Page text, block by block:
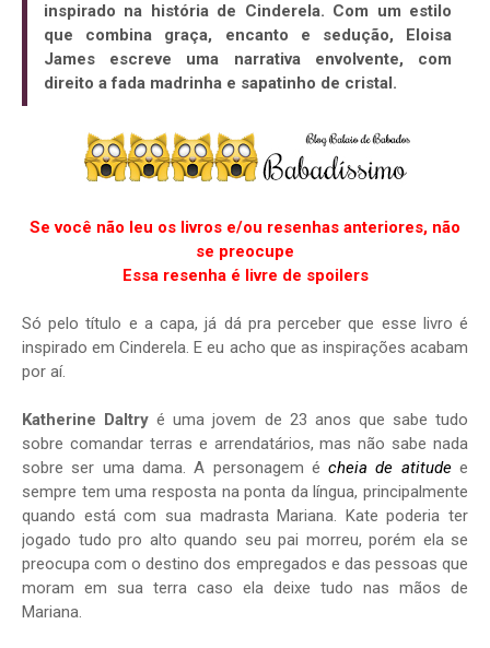
inspirado na história de Cinderela. Com um estilo
que combina graça, encanto e sedução, Eloisa
James escreve uma narrativa envolvente, com
direito a fada madrinha e sapatinho de cristal.
Se você não leu os livros e/ou resenhas anteriores, não
se preocupe
Essa resenha é livre de spoilers
Só pelo título e a capa, já dá pra perceber que esse livro é
inspirado em Cinderela. E eu acho que as inspirações acabam
por aí.
Katherine Daltry é uma jovem de 23 anos que sabe tudo
sobre comandar terras e arrendatários, mas não sabe nada
sobre ser uma dama. A personagem écheia de atitudee
sempre tem uma resposta na ponta da língua, principalmente
quando está com sua madrasta Mariana. Kate poderia ter
jogado tudo pro alto quando seu pai morreu, porém ela se
preocupa com o destino dos empregados e das pessoas que
moram em sua terra caso ela deixe tudo nas mãos de
Mariana.